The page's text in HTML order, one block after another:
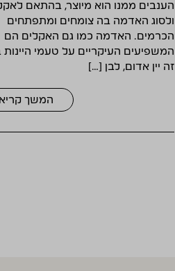
הענבים ממנו הוא מיוצר, בהתאם
ולסוג האדמה בה צומחים ומתפתחים
הכרמים. האדמה כמו גם האקלים הם
המשפיעים העיקריים על טעמי היינות
זה יין אדום, לבן […]
המשך